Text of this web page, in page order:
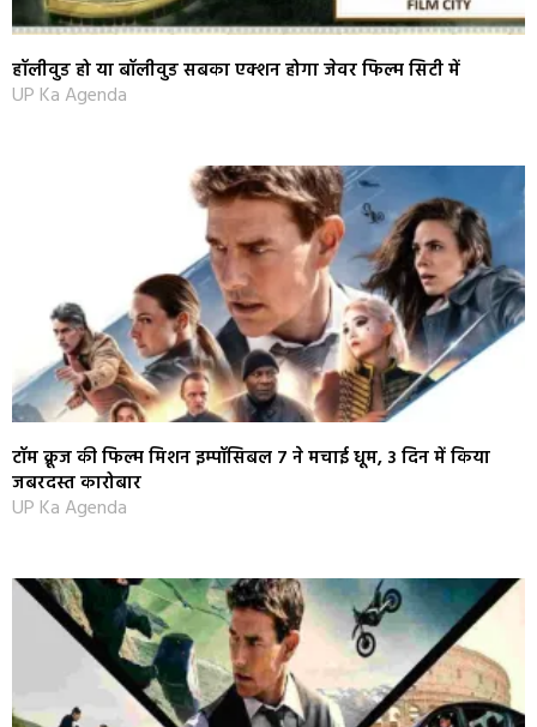
हॉलीवुड हो या बॉलीवुड सबका एक्‍शन होगा जेवर फिल्म सिटी में
UP Ka Agenda
टॉम क्रूज की फिल्म मिशन इम्पॉसिबल 7 ने मचाई धूम, 3 दिन में किया
जबरदस्त कारोबार
UP Ka Agenda